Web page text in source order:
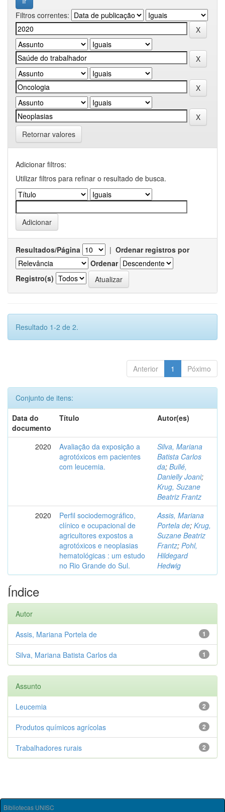
Filtros correntes:
Retornar valores
Adicionar filtros:
Utilizar filtros para refinar o resultado de busca.
Resultados/Página | Ordenar registros por
Ordenar
Registro(s)
Resultado 1-2 de 2.
Anterior 1 Póximo
Conjunto de itens:
Data do
documento
Título Autor(es)
2020
Avaliação da exposição a
agrotóxicos em pacientes
com leucemia.
Silva, Mariana
Batista Carlos
da; Bullé,
Danielly Joani;
Krug, Suzane
Beatriz Frantz
2020
Perfil sociodemográfico,
clínico e ocupacional de
agricultores expostos a
agrotóxicos e neoplasias
hematológicas : um estudo
no Rio Grande do Sul.
Assis, Mariana
Portela de; Krug,
Suzane Beatriz
Frantz; Pohl,
Hildegard
Hedwig
Índice
Autor
1
Assis, Mariana Portela de
1
Silva, Mariana Batista Carlos da
Assunto
2
Leucemia
2
Produtos químicos agrícolas
2
Trabalhadores rurais
Bibliotecas UNISC